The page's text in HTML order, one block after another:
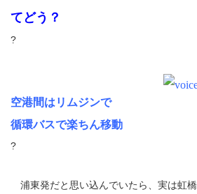
てどう？
?
空港間はリムジンで
循環バスで楽ちん移動
?
浦東発だと思い込んでいたら、実は虹